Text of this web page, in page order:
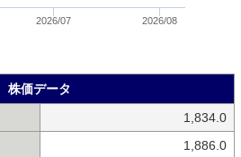
2026/07 2026/08
株価データ
1,834.0
1,886.0